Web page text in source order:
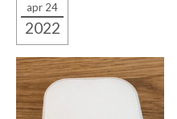
apr 24
2022